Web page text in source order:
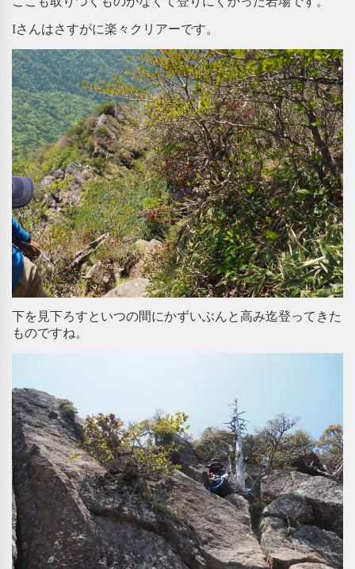
Iさんはさすがに楽々クリアーです。
下を見下ろすといつの間にかずいぶんと高み迄登ってきた
ものですね。